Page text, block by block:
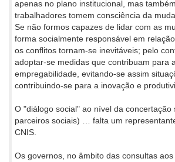
apenas no plano institucional, mas
trabalhadores tomem consciência da
Se não formos capazes de lidar com as
forma socialmente responsável em
os conflitos tornam-se inevitáveis; pelo
adoptar-se medidas que contribuam para
empregabilidade, evitando-se assim
contribuindo-se para a inovação e
O "diálogo social" ao nível da concertação
parceiros sociais) … falta um
CNIS.
Os governos, no âmbito das consultas aos